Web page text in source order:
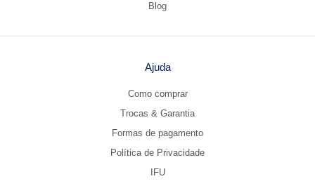
Blog
Ajuda
Como comprar
Trocas & Garantia
Formas de pagamento
Política de Privacidade
IFU